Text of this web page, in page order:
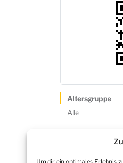
Um dir ein optimales Erlebnis
Altersgruppe
Alle